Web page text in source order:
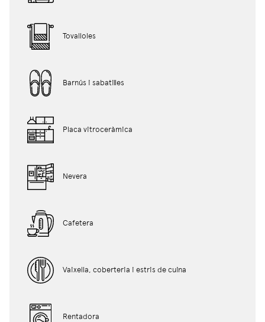
Tovalloles
Barnús i sabatilles
Placa vitroceràmica
Nevera
Cafetera
Vaixella, coberteria i estris de cuina
Rentadora